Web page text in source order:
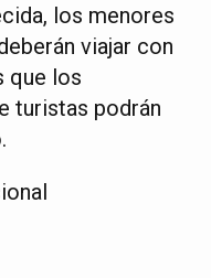
los menores
viajar con
que los
turistas podrán